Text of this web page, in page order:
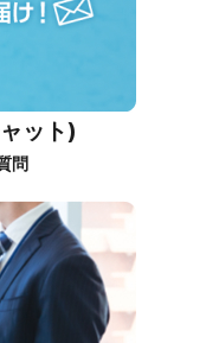
ット)
問